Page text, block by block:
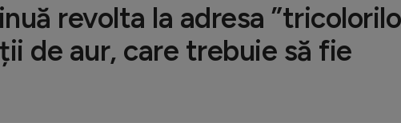
revolta la adresa
de aur, care trebuie să fie